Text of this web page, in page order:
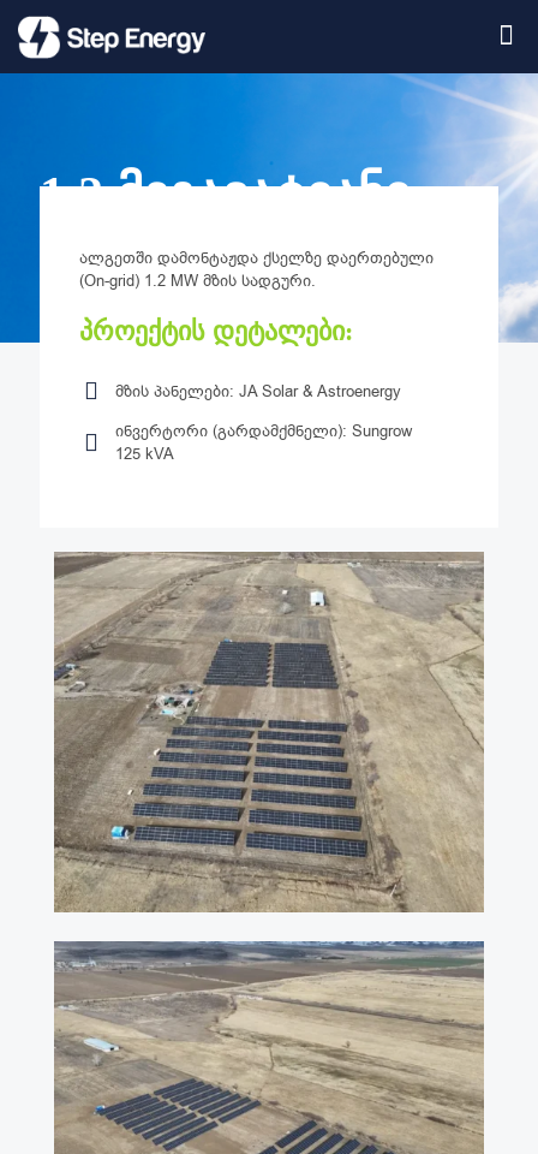
1.2 მეგავატიანი
პროექტი: ალგეთი
ალგეთში დამონტაჟდა ქსელზე დაერთებული
(On-grid) 1.2 MW მზის სადგური.
პროექტის დეტალები:
მზის პანელები: JA Solar & Astroenergy
ინვერტორი (გარდამქმნელი): Sungrow
125 kVA